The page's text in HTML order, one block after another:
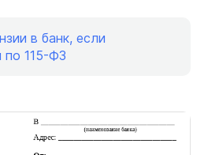
в банк, если
по 115-ФЗ